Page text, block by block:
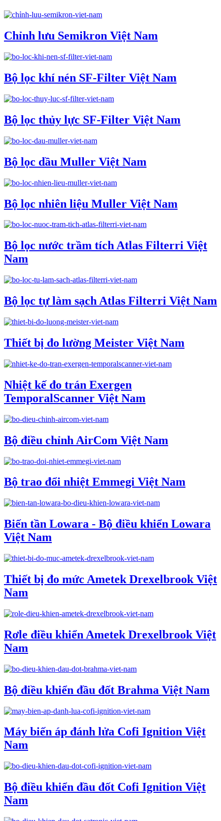
Chỉnh lưu Semikron Việt Nam
Bộ lọc khí nén SF-Filter Việt Nam
Bộ lọc thủy lực SF-Filter Việt Nam
Bộ lọc dầu Muller Việt Nam
Bộ lọc nhiên liệu Muller Việt Nam
Bộ lọc nước trầm tích Atlas Filterri Việt
Nam
Bộ lọc tự làm sạch Atlas Filterri Việt Nam
Thiết bị đo lường Meister Việt Nam
Nhiệt kế đo trán Exergen
TemporalScanner Việt Nam
Bộ điều chỉnh AirCom Việt Nam
Bộ trao đổi nhiệt Emmegi Việt Nam
Biến tần Lowara - Bộ điều khiển Lowara
Việt Nam
Thiết bị đo mức Ametek Drexelbrook Việt
Nam
Rơle điều khiển Ametek Drexelbrook Việt
Nam
Bộ điều khiển đầu đốt Brahma Việt Nam
Máy biến áp đánh lửa Cofi Ignition Việt
Nam
Bộ điều khiển đầu đốt Cofi Ignition Việt
Nam